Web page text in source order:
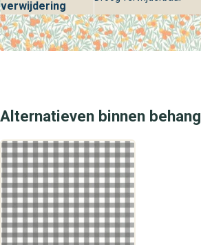
verwijdering
Alternatieven binnen behang